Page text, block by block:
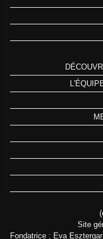
Site
Fondatrice : Eva